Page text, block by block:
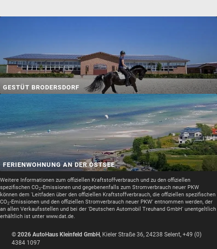
GESTÜT BRODERSDORF
FERIENWOHNUNG AN DER OSTSEE
Weitere Informationen zum offiziellen Kraftstoffverbrauch und zu den offiziellen
spezifischen CO2-Emissionen und gegebenenfalls zum Stromverbrauch neuer PKW
können dem 'Leitfaden über den offiziellen Kraftstoffverbrauch, die offiziellen spezifischen
CO2-Emissionen und den offiziellen Stromverbrauch neuer PKW' entnommen werden, der
an allen Verkaufsstellen und bei der 'Deutschen Automobil Treuhand GmbH' unentgeltlich
erhältlich ist unter www.dat.de.
© 2026 AutoHaus Kleinfeld GmbH, Kieler Straße 36, 24238 Selent, +49 (0)
4384 1097